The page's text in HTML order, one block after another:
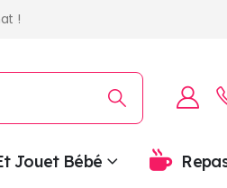
!
Jouet Bébé